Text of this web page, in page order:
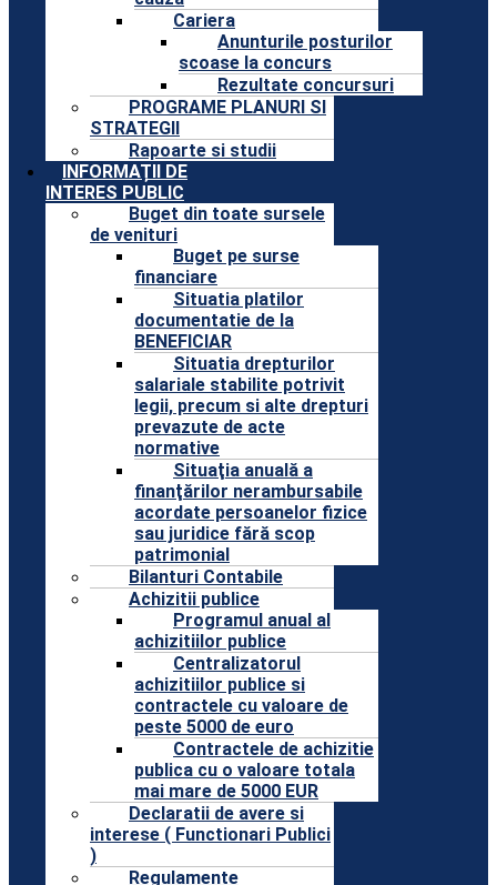
Cariera
Anunturile posturilor
scoase la concurs
Rezultate concursuri
PROGRAME PLANURI SI
STRATEGII
Rapoarte si studii
INFORMAȚII DE
INTERES PUBLIC
Buget din toate sursele
de venituri
Buget pe surse
financiare
Situatia platilor
documentatie de la
BENEFICIAR
Situatia drepturilor
salariale stabilite potrivit
legii, precum si alte drepturi
prevazute de acte
normative
Situaţia anuală a
finanţărilor nerambursabile
acordate persoanelor fizice
sau juridice fără scop
patrimonial
Bilanturi Contabile
Achizitii publice
Programul anual al
achizitiilor publice
Centralizatorul
achizitiilor publice si
contractele cu valoare de
peste 5000 de euro
Contractele de achizitie
publica cu o valoare totala
mai mare de 5000 EUR
Declaratii de avere si
interese ( Functionari Publici
)
Regulamente